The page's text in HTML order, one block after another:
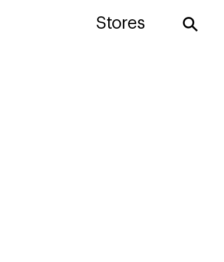
Stores ⚲